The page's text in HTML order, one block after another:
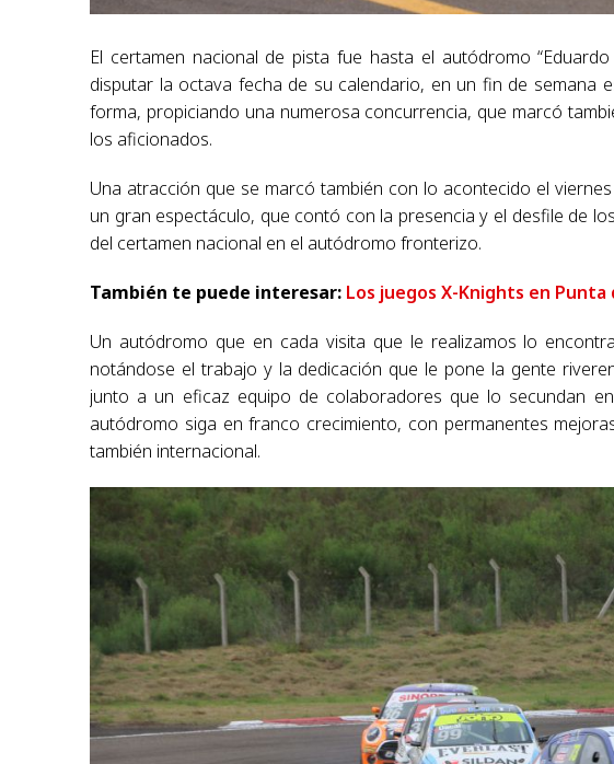
El certamen nacional de pista fue hasta el autódromo
disputar la octava fecha de su calendario, en un fin de semana
forma, propiciando una numerosa concurrencia, que marcó
los aficionados.
Una atracción que se marcó también con lo acontecido el
un gran espectáculo, que contó con la presencia y el desfile de
del certamen nacional en el autódromo fronterizo.
También te puede interesar: Los juegos X-Knights en Punta
Un autódromo que en cada visita que le realizamos lo
notándose el trabajo y la dedicación que le pone la gente
junto a un eficaz equipo de colaboradores que lo secundan
autódromo siga en franco crecimiento, con permanentes
también internacional.